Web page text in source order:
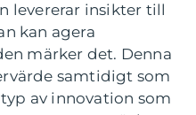
levererar insikter till
kan agera
märker det. Denna
samtidigt som
av innovation som